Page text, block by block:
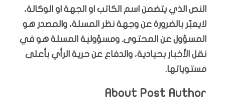
النص الذي يتضمن اسم الكاتب او الجهة او الوكالة،
لايعبّر بالضرورة عن وجهة نظر المسلة، والمصدر هو
المسؤول عن المحتوى. ومسؤولية المسلة هو في
نقل الأخبار بحيادية، والدفاع عن حرية الرأي بأعلى
مستوياتها.
About Post Author